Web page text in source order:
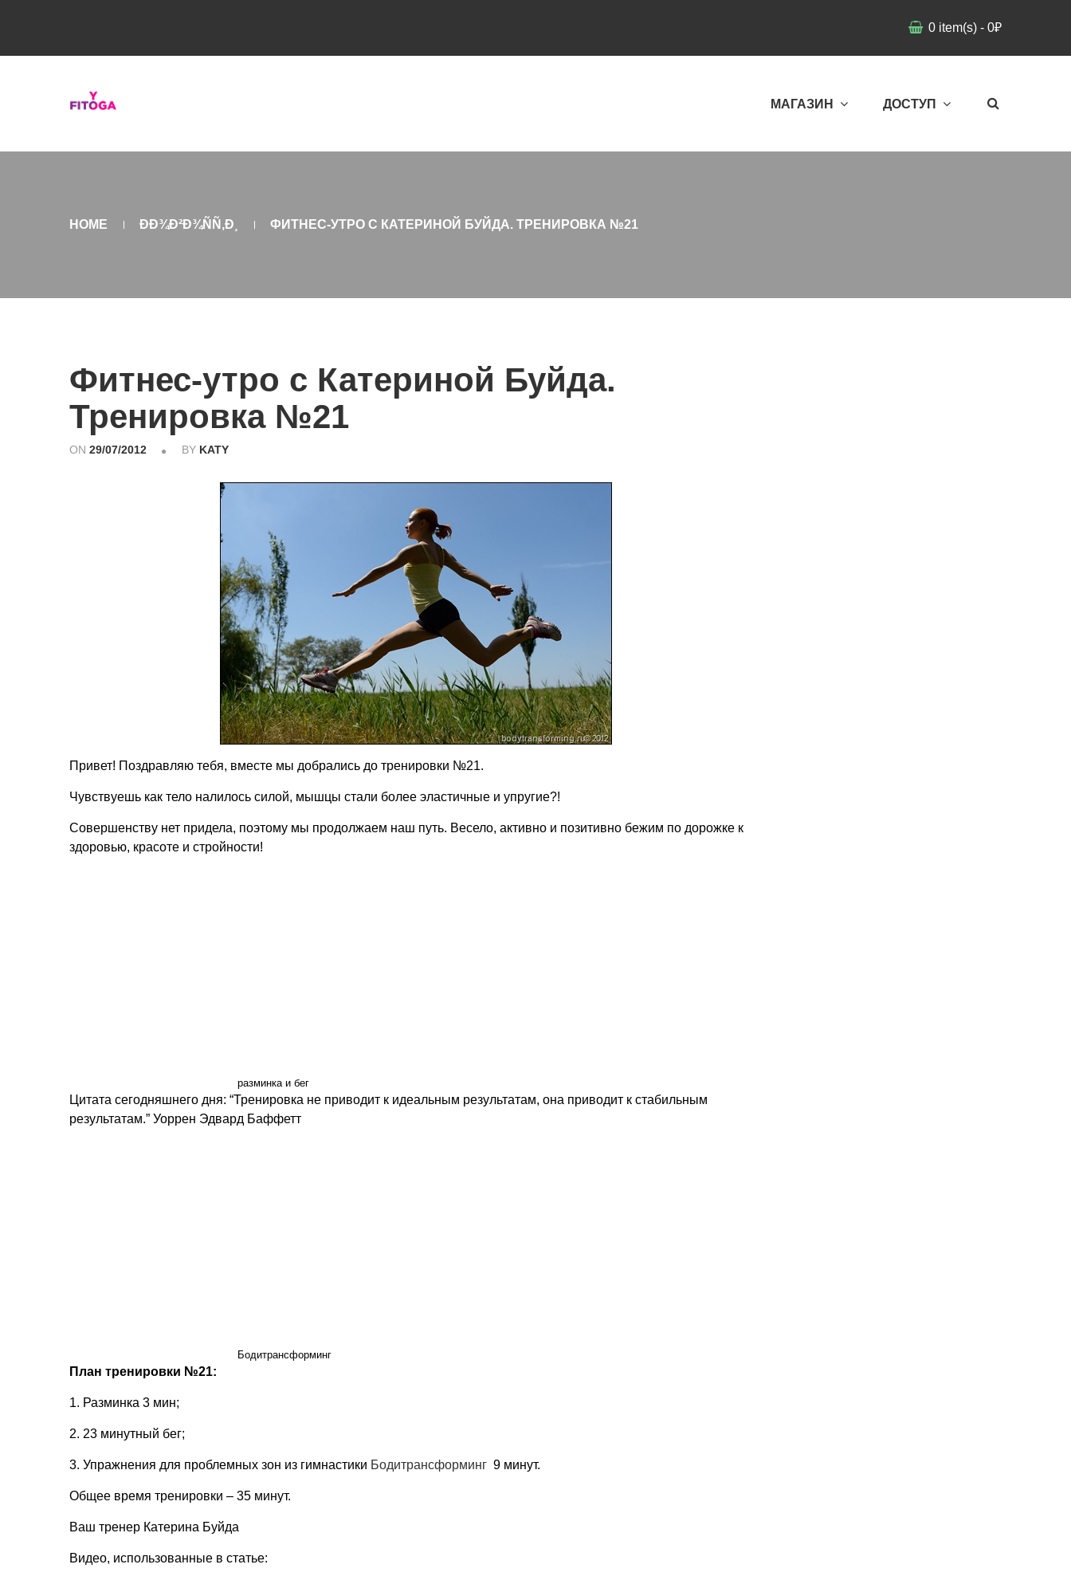
0 item(s) - 0₽
МАГАЗИН ДОСТУП
HOME ÐÐ¾Ð²Ð¾ÑÑ‚Ð¸ ФИТНЕС-УТРО С КАТЕРИНОЙ БУЙДА. ТРЕНИРОВКА №21
Фитнес-утро с Катериной Буйда.
Тренировка №21
ON 29/07/2012 BY KATY
Привет! Поздравляю тебя, вместе мы добрались до тренировки №21.
Чувствуешь как тело налилось силой, мышцы стали более эластичные и упругие?!
Совершенству нет придела, поэтому мы продолжаем наш путь. Весело, активно и позитивно бежим по дорожке к
здоровью, красоте и стройности!
разминка и бег
Цитата сегодняшнего дня: “Тренировка не приводит к идеальным результатам, она приводит к стабильным
результатам.” Уоррен Эдвард Баффетт
Бодитрансформинг
План тренировки №21:
1. Разминка 3 мин;
2. 23 минутный бег;
3. Упражнения для проблемных зон из гимнастики Бодитрансформинг 9 минут.
Общее время тренировки – 35 минут.
Ваш тренер Катерина Буйда
Видео, использованные в статье: